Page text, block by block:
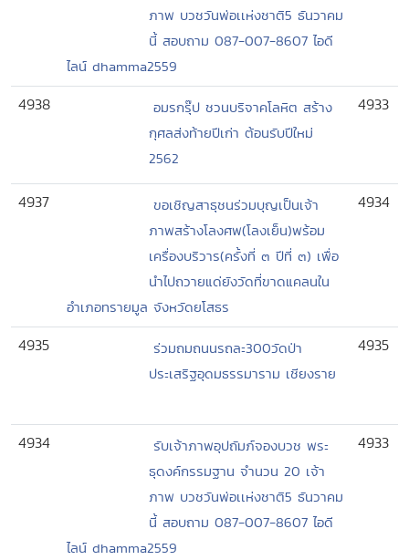
ภาพ บวชวันพ่อเเห่งชาติ5 ธันวาคม
นี้ สอบถาม 087-007-8607 ไอดี
ไลน์ dhamma2559
4938
อมรกรุ๊ป ชวนบริจาคโลหิต สร้าง
กุศลส่งท้ายปีเก่า ต้อนรับปีใหม่
2562
4933
4937
ขอเชิญสาธุชนร่วมบุญเป็นเจ้า
ภาพสร้างโลงศพ(โลงเย็น)พร้อม
เครื่องบริวาร(ครั้งที่ ๓ ปีที่ ๓) เพื่อ
นำไปถวายแด่ยังวัดที่ขาดแคลนใน
อำเภอทรายมูล จังหวัดยโสธร
4934
4935
ร่วมถมถนนรถละ300วัดป่า
ประเสริฐอุดมธรรมาราม เชียงราย
4935
4934
รับเจ้าภาพอุปถัมภ์จองบวช พระ
ธุดงค์กรรมฐาน จำนวน 20 เจ้า
ภาพ บวชวันพ่อเเห่งชาติ5 ธันวาคม
นี้ สอบถาม 087-007-8607 ไอดี
ไลน์ dhamma2559
4933